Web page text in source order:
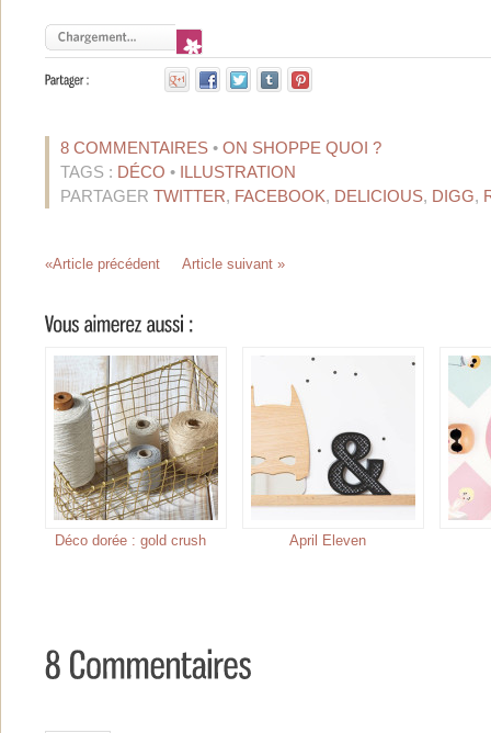
8 COMMENTAIRES • ON SHOPPE QUOI ?
TAGS : DÉCO • ILLUSTRATION
PARTAGER TWITTER, FACEBOOK, DELICIOUS, DIGG,
«Article précédent Article suivant »
Déco dorée : gold crush April Eleven